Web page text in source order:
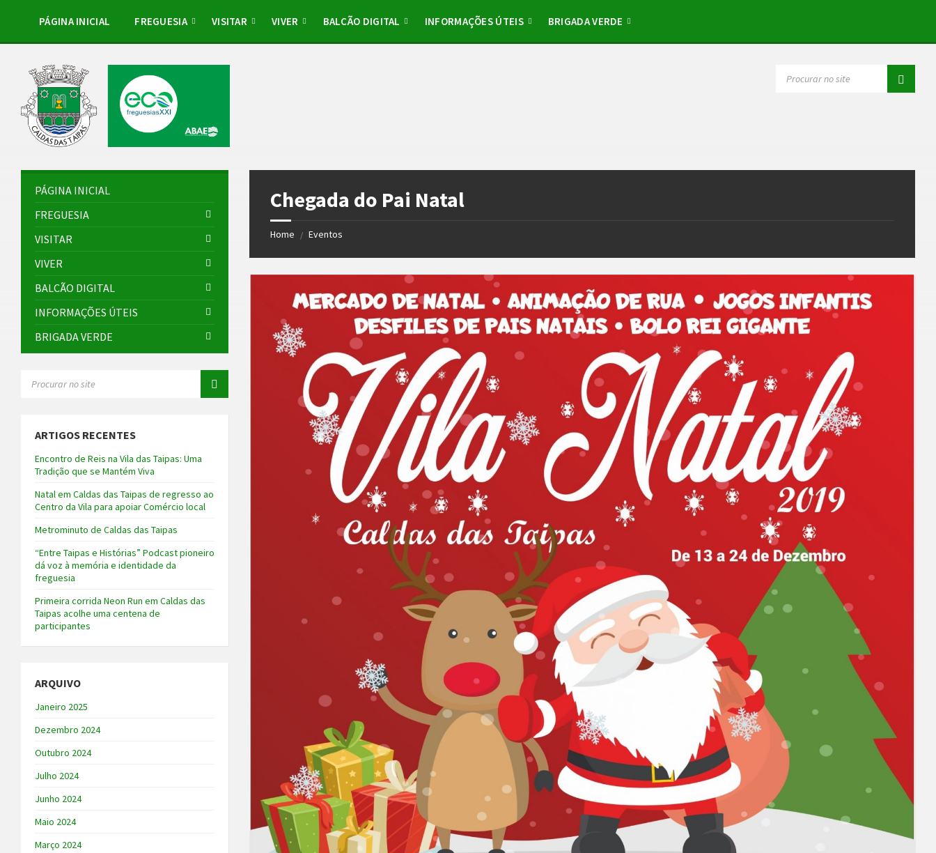
sidebar
PÁGINA INICIAL FREGUESIA VISITAR VIVER BALCÃO DIGITAL INFORMAÇÕES ÚTEIS BRIGADA VERDE
Chegada do Pai Natal
Home / Eventos
PÁGINA INICIAL
FREGUESIA
VISITAR
VIVER
BALCÃO DIGITAL
INFORMAÇÕES ÚTEIS
BRIGADA VERDE
ARTIGOS RECENTES
Encontro de Reis na Vila das Taipas: Uma
Tradição que se Mantém Viva
Natal em Caldas das Taipas de regresso ao
Centro da Vila para apoiar Comércio local
Metrominuto de Caldas das Taipas
“Entre Taipas e Histórias” Podcast pioneiro
dá voz à memória e identidade da
freguesia
Primeira corrida Neon Run em Caldas das
Taipas acolhe uma centena de
participantes
ARQUIVO
Janeiro 2025
Dezembro 2024
Outubro 2024
Julho 2024
Junho 2024
Maio 2024
Março 2024